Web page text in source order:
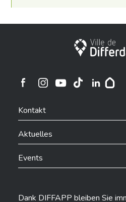
Stadt
Ville de Differdange sur
Kontakt
Aktuelles
Events
Dank DIFFAPP bleiben Sie